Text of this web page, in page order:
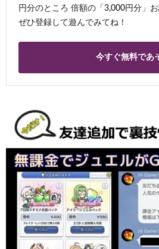
円分のところ 倍額の「3,000円分」
ぜひ登録して遊んでみてね！
今すぐ無料であ